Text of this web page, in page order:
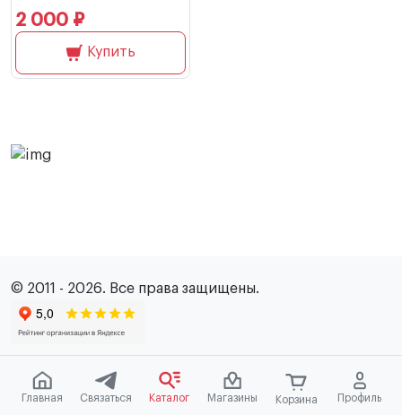
Главная Связаться Каталог Магазины Корзина Профиль
2 000 ₽
Купить
© 2011 - 2026. Все права защищены.